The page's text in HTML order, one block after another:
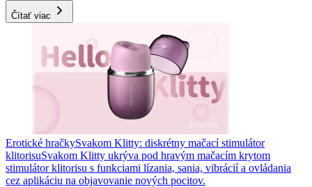
Čítať viac
Erotické hračkySvakom Klitty: diskrétny mačací stimulátor
klitorisuSvakom Klitty ukrýva pod hravým mačacím krytom
stimulátor klitorisu s funkciami lízania, sania, vibrácií a ovládania
cez aplikáciu na objavovanie nových pocitov.